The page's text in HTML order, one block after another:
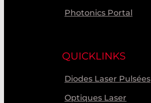
Photonics Portal
QUICKLINKS
Diodes Laser Pulsées
Optiques Laser